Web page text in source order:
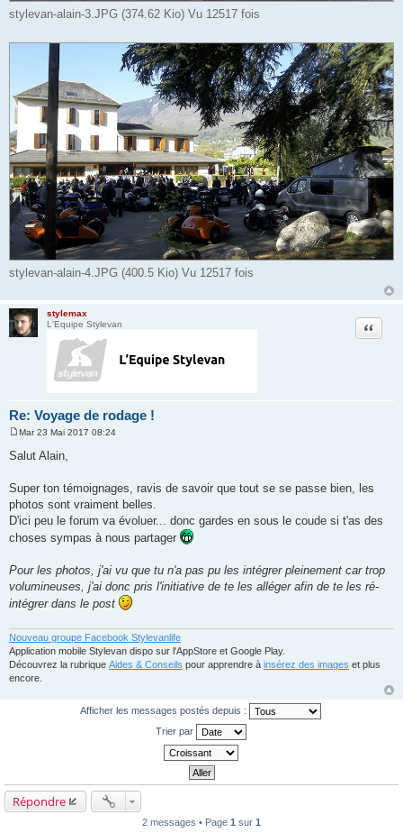
stylevan-alain-3.JPG (374.62 Kio) Vu 12517 fois
stylevan-alain-4.JPG (400.5 Kio) Vu 12517 fois
stylemax
L'Equipe Stylevan
Re: Voyage de rodage !
Citation
e
s
g
e
Mar 23 Mai 2017 08:24
Salut Alain,
Super ton témoignages, ravis de savoir que tout se se passe bien, les
photos sont vraiment belles.
D'ici peu le forum va évoluer... donc gardes en sous le coude si t'as des
choses sympas à nous partager
Pour les photos, j'ai vu que tu n'a pas pu les intégrer pleinement car trop
volumineuses, j'ai donc pris l'initiative de te les alléger afin de te les ré-
intégrer dans le post
Nouveau groupe Facebook Stylevanlife
Application mobile Stylevan dispo sur l'AppStore et Google Play.
Découvrez la rubrique Aides & Conseils pour apprendre à insérez des images et plus
encore.
Afficher les messages postés depuis :
Trier par
Répondre
2 messages • Page 1 sur 1